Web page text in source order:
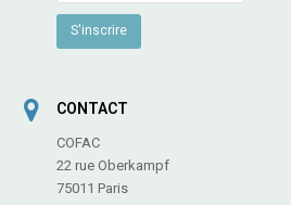
CONTACT
COFAC
22 rue Oberkampf
75011 Paris